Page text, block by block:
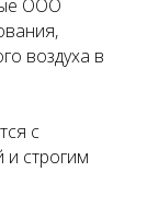
ООО
воздуха в
с
строгим